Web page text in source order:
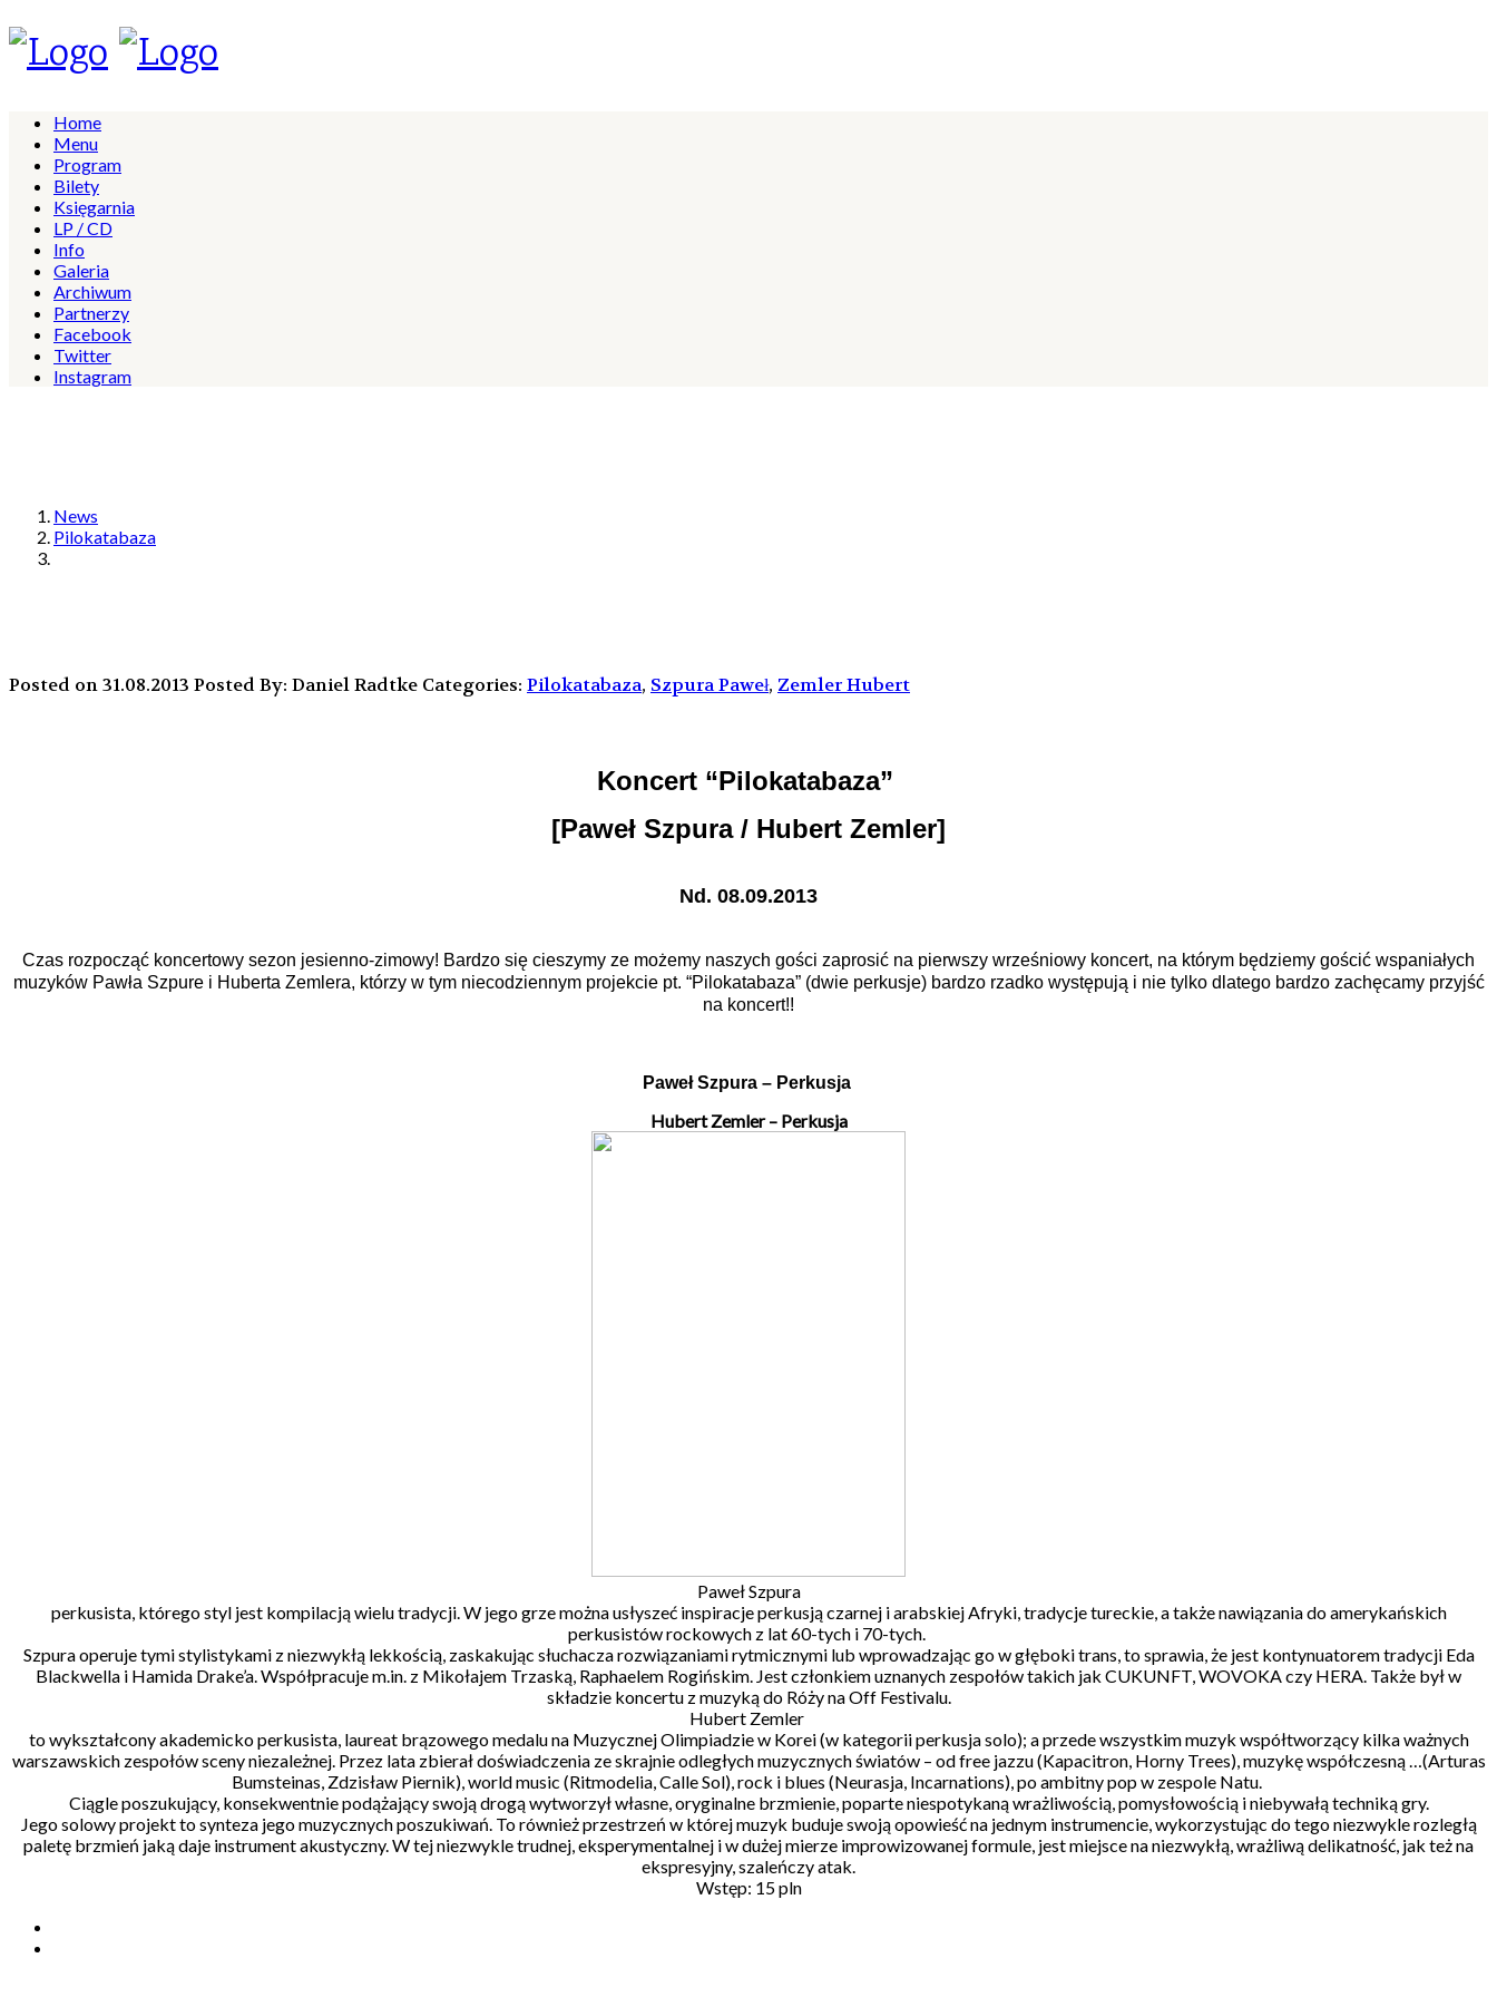
Home
Menu
Program
Bilety
Księgarnia
LP / CD
Info
Galeria
Archiwum
Partnerzy
Facebook
Twitter
Instagram
News
Pilokatabaza
Posted on 31.08.2013 Posted By: Daniel Radtke Categories: Pilokatabaza, Szpura Paweł, Zemler Hubert
Koncert “Pilokatabaza”
[Paweł Szpura / Hubert Zemler]
Nd. 08.09.2013
Czas rozpocząć koncertowy sezon jesienno-zimowy! Bardzo się cieszymy ze możemy naszych gości zaprosić na pierwszy wrześniowy koncert, na którym będziemy gościć wspaniałych
muzyków Pawła Szpure i Huberta Zemlera, którzy w tym niecodziennym projekcie pt. “Pilokatabaza” (dwie perkusje) bardzo rzadko występują i nie tylko dlatego bardzo zachęcamy przyjść
na koncert!!
Paweł Szpura – Perkusja
Hubert Zemler – Perkusja
Paweł Szpura
perkusista, którego styl jest kompilacją wielu tradycji. W jego grze można usłyszeć inspiracje perkusją czarnej i arabskiej Afryki, tradycje tureckie, a także nawiązania do amerykańskich
perkusistów rockowych z lat 60-tych i 70-tych.
Szpura operuje tymi stylistykami z niezwykłą lekkością, zaskakując słuchacza rozwiązaniami rytmicznymi lub wprowadzając go w głęboki trans, to sprawia, że jest kontynuatorem tradycji Eda
Blackwella i Hamida Drake’a. Współpracuje m.in. z Mikołajem Trzaską, Raphaelem Rogińskim. Jest członkiem uznanych zespołów takich jak CUKUNFT, WOVOKA czy HERA. Także był w
składzie koncertu z muzyką do Róży na Off Festivalu.
Hubert Zemler
to wykształcony akademicko perkusista, laureat brązowego medalu na Muzycznej Olimpiadzie w Korei (w kategorii perkusja solo); a przede wszystkim muzyk współtworzący kilka ważnych
warszawskich zespołów sceny niezależnej. Przez lata zbierał doświadczenia ze skrajnie odległych muzycznych światów – od free jazzu (Kapacitron, Horny Trees), muzykę współczesną …(Arturas
Bumsteinas, Zdzisław Piernik), world music (Ritmodelia, Calle Sol), rock i blues (Neurasja, Incarnations), po ambitny pop w zespole Natu.
Ciągle poszukujący, konsekwentnie podążający swoją drogą wytworzył własne, oryginalne brzmienie, poparte niespotykaną wrażliwością, pomysłowością i niebywałą techniką gry.
Jego solowy projekt to synteza jego muzycznych poszukiwań. To również przestrzeń w której muzyk buduje swoją opowieść na jednym instrumencie, wykorzystując do tego niezwykle rozległą
paletę brzmień jaką daje instrument akustyczny. W tej niezwykle trudnej, eksperymentalnej i w dużej mierze improwizowanej formule, jest miejsce na niezwykłą, wrażliwą delikatność, jak też na
ekspresyjny, szaleńczy atak.
Wstęp: 15 pln